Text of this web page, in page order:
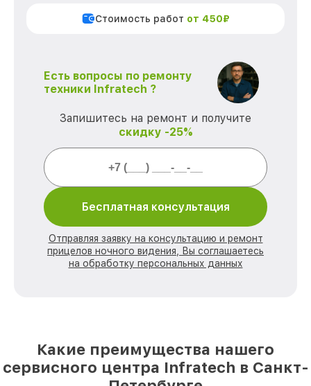
Стоимость работ от 450₽
Есть вопросы по ремонту
техники Infratech ?
Запишитесь на ремонт и получите
скидку -25%
Бесплатная консультация
Отправляя заявку на консультацию и ремонт
прицелов ночного видения, Вы соглашаетесь
на обработку персональных данных
Какие преимущества нашего
сервисного центра Infratech в Санкт-